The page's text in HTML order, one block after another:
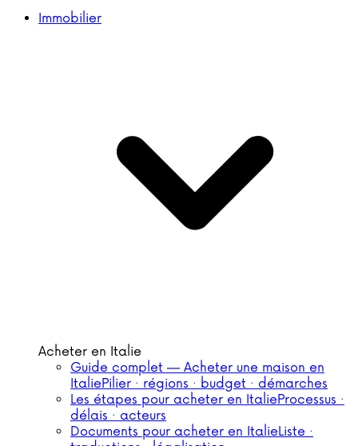
Immobilier
Acheter en Italie
Guide complet — Acheter une maison en
ItaliePilier · régions · budget · démarches
Les étapes pour acheter en ItalieProcessus ·
délais · acteurs
Documents pour acheter en ItalieListe ·